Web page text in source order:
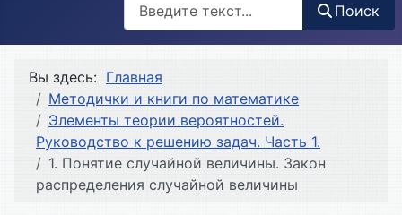
Поиск
Вы здесь: Главная
Методички и книги по математике
Элементы теории вероятностей.
Руководство к решению задач. Часть 1.
1. Понятие случайной величины. Закон
распределения случайной величины